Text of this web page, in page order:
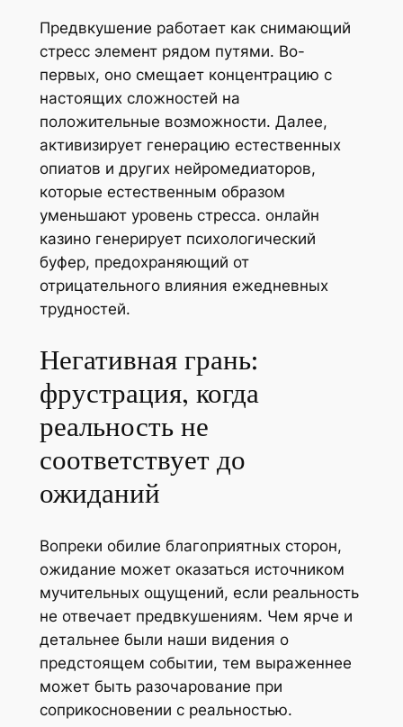
Предвкушение работает как снимающий
стресс элемент рядом путями. Во-
первых, оно смещает концентрацию с
настоящих сложностей на
положительные возможности. Далее,
активизирует генерацию естественных
опиатов и других нейромедиаторов,
которые естественным образом
уменьшают уровень стресса. онлайн
казино генерирует психологический
буфер, предохраняющий от
отрицательного влияния ежедневных
трудностей.
Негативная грань:
фрустрация, когда
реальность не
соответствует до
ожиданий
Вопреки обилие благоприятных сторон,
ожидание может оказаться источником
мучительных ощущений, если реальность
не отвечает предвкушениям. Чем ярче и
детальнее были наши видения о
предстоящем событии, тем выраженнее
может быть разочарование при
соприкосновении с реальностью.